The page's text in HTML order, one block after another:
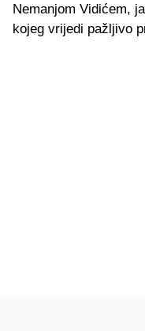
Nemanjom Vidićem,
kojeg vrijedi pažljivo